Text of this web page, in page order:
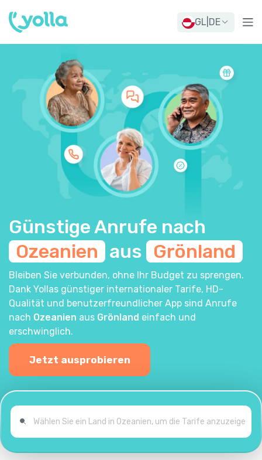
GL DE
Günstige Anrufe nach
Ozeanien aus Grönland
Bleiben Sie verbunden, ohne Ihr Budget zu sprengen.
Dank Yollas günstiger internationaler Tarife, HD-
Qualität und benutzerfreundlicher App sind Anrufe
nach Ozeanien aus Grönland einfach und
erschwinglich.
Jetzt ausprobieren